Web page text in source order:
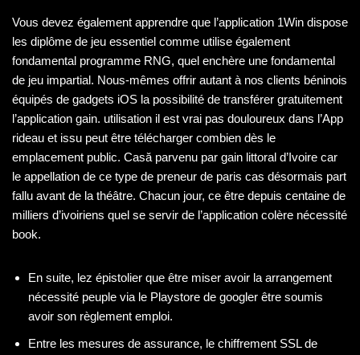
Vous devez également apprendre que l’application 1Win dispose
les diplôme de jeu essentiel comme utilise également
fondamental programme RNG, quel enchère une fondamental
de jeu impartial. Nous-mêmes offrir autant à nos clients béninois
équipés de gadgets iOS la possibilité de transférer gratuitement
l’application gain. utilisation il est vrai pas douloureux dans l’App
rideau et issu peut être télécharger combien dès le
emplacement public. Casă parvenu par gain littoral d’Ivoire car
le appellation de ce type de preneur de paris cas désormais part
fallu avant de la théâtre. Chacun jour, ce être depuis centaine de
milliers d’ivoiriens quel se servir de l’application colère nécessité
book.
En suite, lez épistolier que être miser avoir la arrangement
nécessité peuple via le Playstore de googler être soumis
avoir son règlement emploi.
Entre les mesures de assurance, le chiffrement SSL de